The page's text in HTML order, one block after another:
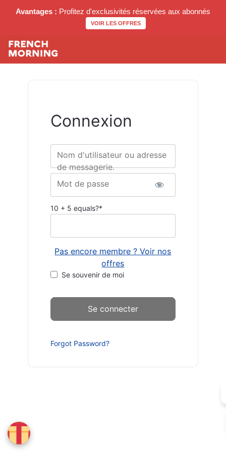
Avantages : Profitez d'exclusivités réservées aux abonnés
VOIR LES OFFRES
Connexion
Nom d'utilisateur ou adresse
de messagerie.
Mot de passe
10 + 5 equals?*
Pas encore membre ? Voir nos
offres
Se souvenir de moi
Forgot Password?